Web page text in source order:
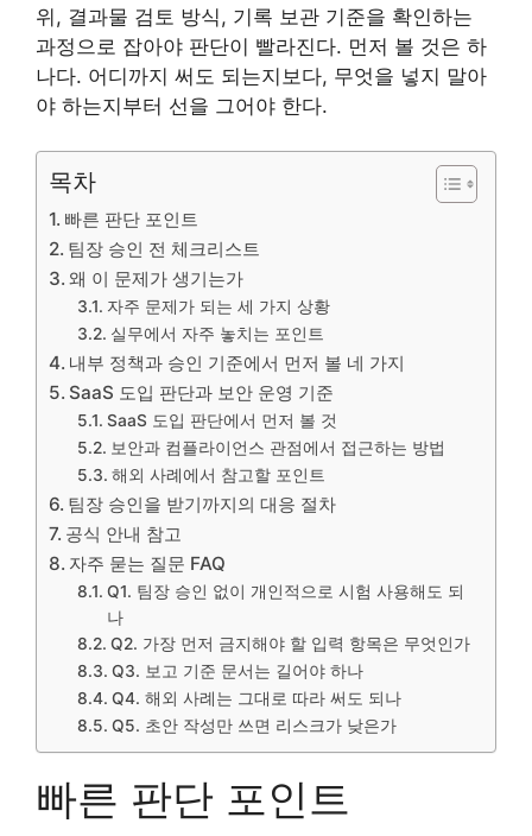
위, 결과물 검토 방식, 기록 보관 기준을 확인하는
과정으로 잡아야 판단이 빨라진다. 먼저 볼 것은 하
나다. 어디까지 써도 되는지보다, 무엇을 넣지 말아
야 하는지부터 선을 그어야 한다.
목차
빠른 판단 포인트
팀장 승인 전 체크리스트
왜 이 문제가 생기는가
자주 문제가 되는 세 가지 상황
실무에서 자주 놓치는 포인트
내부 정책과 승인 기준에서 먼저 볼 네 가지
SaaS 도입 판단과 보안 운영 기준
SaaS 도입 판단에서 먼저 볼 것
보안과 컴플라이언스 관점에서 접근하는 방법
해외 사례에서 참고할 포인트
팀장 승인을 받기까지의 대응 절차
공식 안내 참고
자주 묻는 질문 FAQ
Q1. 팀장 승인 없이 개인적으로 시험 사용해도 되
나
Q2. 가장 먼저 금지해야 할 입력 항목은 무엇인가
Q3. 보고 기준 문서는 길어야 하나
Q4. 해외 사례는 그대로 따라 써도 되나
Q5. 초안 작성만 쓰면 리스크가 낮은가
빠른 판단 포인트